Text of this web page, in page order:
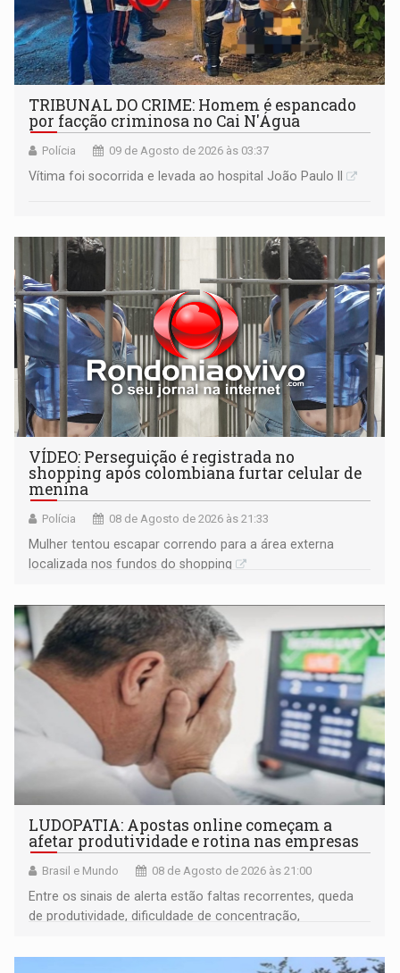
TRIBUNAL DO CRIME: Homem é espancado
por facção criminosa no Cai N'Água
Polícia 09 de Agosto de 2026 às 03:37
Vítima foi socorrida e levada ao hospital João Paulo II
VÍDEO: Perseguição é registrada no
shopping após colombiana furtar celular de
menina
Polícia 08 de Agosto de 2026 às 21:33
Mulher tentou escapar correndo para a área externa
localizada nos fundos do shopping
LUDOPATIA: Apostas online começam a
afetar produtividade e rotina nas empresas
Brasil e Mundo 08 de Agosto de 2026 às 21:00
Entre os sinais de alerta estão faltas recorrentes, queda
de produtividade, dificuldade de concentração,